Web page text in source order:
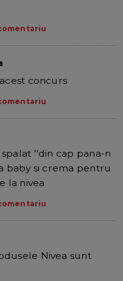
concurs
''din cap pana-n
baby si crema pentru
la nivea
Nivea sunt